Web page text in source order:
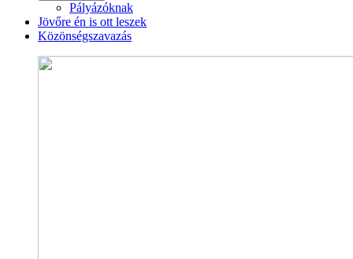
Pályázóknak
Jövőre én is ott leszek
Közönségszavazás